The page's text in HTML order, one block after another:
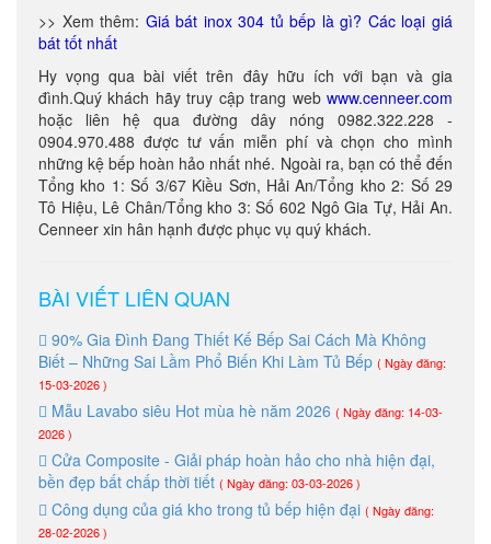
>> Xem thêm: Giá bát inox 304 tủ bếp là gì? Các loại giá
bát tốt nhất
Hy vọng qua bài viết trên đây hữu ích với bạn và gia
đình.Quý khách hãy truy cập trang web www.cenneer.com
hoặc liên hệ qua đường dây nóng 0982.322.228 -
0904.970.488 được tư vấn miễn phí và chọn cho mình
những kệ bếp hoàn hảo nhất nhé. Ngoài ra, bạn có thể đến
Tổng kho 1: Số 3/67 Kiều Sơn, Hải An/Tổng kho 2: Số 29
Tô Hiệu, Lê Chân/Tổng kho 3: Số 602 Ngô Gia Tự, Hải An.
Cenneer xin hân hạnh được phục vụ quý khách.
BÀI VIẾT LIÊN QUAN
90% Gia Đình Đang Thiết Kế Bếp Sai Cách Mà Không
Biết – Những Sai Lầm Phổ Biến Khi Làm Tủ Bếp ( Ngày đăng:
15-03-2026 )
Mẫu Lavabo siêu Hot mùa hè năm 2026 ( Ngày đăng: 14-03-
2026 )
Cửa Composite - Giải pháp hoàn hảo cho nhà hiện đại,
bền đẹp bất chấp thời tiết ( Ngày đăng: 03-03-2026 )
Công dụng của giá kho trong tủ bếp hiện đại ( Ngày đăng:
28-02-2026 )